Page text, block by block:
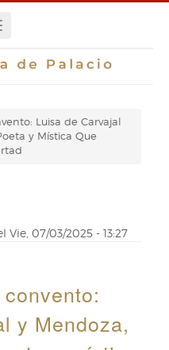
Luisa de Carvajal
y Mística Que
Vie, 07/03/2025 - 13:27
y Mendoza,